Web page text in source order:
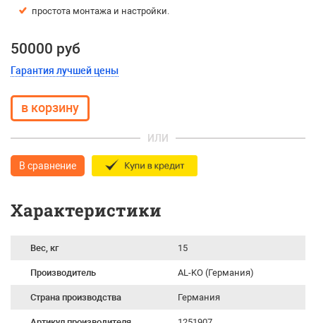
простота монтажа и настройки.
50000 руб
Гарантия лучшей цены
ИЛИ
В сравнение
Характеристики
Вес, кг 15
Производитель AL-KO (Германия)
Страна производства Германия